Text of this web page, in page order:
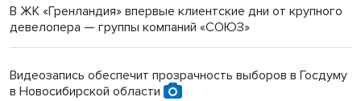
Инвалид получил условный срок за избиение врачей
В ЖК «Гренландия» впервые клиентские дни от крупного
девелопера — группы компаний «СОЮЗ»
Видеозапись обеспечит прозрачность выборов в Госдуму
в Новосибирской области